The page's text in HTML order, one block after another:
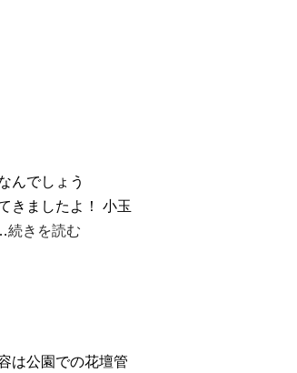
んでしょう
きましたよ！ 小玉
続きを読む
は公園での花壇管